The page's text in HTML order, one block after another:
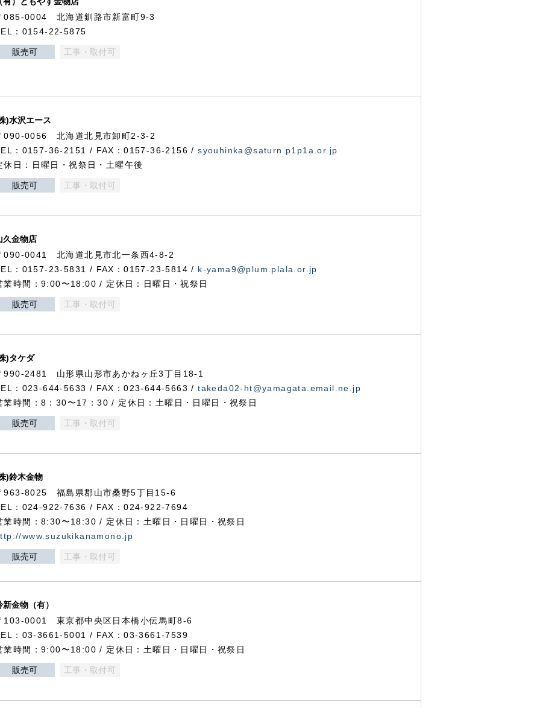
085-0004 北海道釧路市新富町9-3
：0154-22-5875
販売可 工事・取付可
)水沢エース
090-0056 北海道北見市卸町2-3-2
：0157-36-2151 / FAX：0157-36-2156 /syouhinka@saturn.p1p1a.or.jp
休日：日曜日・祝祭日・土曜午後
販売可 工事・取付可
久金物店
090-0041 北海道北見市北一条西4-8-2
：0157-23-5831 / FAX：0157-23-5814 / k-yama9@plum.plala.or.jp
業時間：9:00〜18:00 / 定休日：日曜日・祝祭日
販売可 工事・取付可
)タケダ
990-2481 山形県山形市あかねヶ丘3丁目18-1
：023-644-5633 / FAX：023-644-5663 /takeda02-ht@yamagata.email.ne.jp
業時間：8：30〜17：30 / 定休日：土曜日・日曜日・祝祭日
販売可 工事・取付可
)鈴木金物
963-8025 福島県郡山市桑野5丁目15-6
：024-922-7636 / FAX：024-922-7694
業時間：8:30〜18:30 / 定休日：土曜日・日曜日・祝祭日
www.suzukikanamono.jp
販売可 工事・取付可
新金物（有）
103-0001 東京都中央区日本橋小伝馬町8-6
：03-3661-5001 / FAX：03-3661-7539
業時間：9:00〜18:00 / 定休日：土曜日・日曜日・祝祭日
販売可 工事・取付可